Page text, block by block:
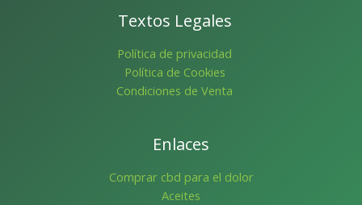
Textos Legales
Política de privacidad
Política de Cookies
Condiciones de Venta
Enlaces
Comprar cbd para el dolor
Aceites